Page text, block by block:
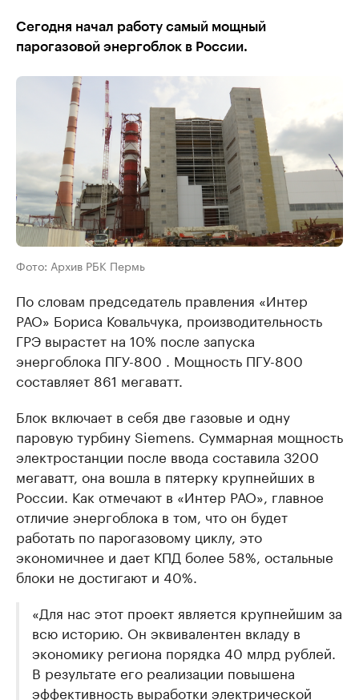
Сегодня начал работу самый мощный
парогазовой энергоблок в России.
Фото: Архив РБК Пермь
По словам председатель правления «Интер
РАО» Бориса Ковальчука, производительность
ГРЭ вырастет на 10% после запуска
энергоблока ПГУ-800 . Мощность ПГУ-800
составляет 861 мегаватт.
Блок включает в себя две газовые и одну
паровую турбину Siemens. Суммарная мощность
электростанции после ввода составила 3200
мегаватт, она вошла в пятерку крупнейших в
России. Как отмечают в «Интер РАО», главное
отличие энергоблока в том, что он будет
работать по парогазовому циклу, это
экономичнее и дает КПД более 58%, остальные
блоки не достигают и 40%.
«Для нас этот проект является крупнейшим за
всю историю. Он эквивалентен вкладу в
экономику региона порядка 40 млрд рублей.
В результате его реализации повышена
эффективность выработки электрической